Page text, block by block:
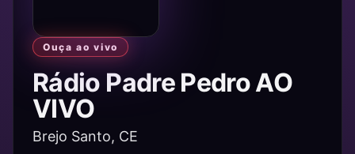
Ouça ao vivo
Rádio Padre Pedro AO
VIVO
Brejo Santo, CE